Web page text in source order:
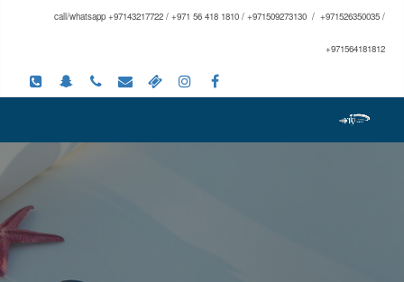
call/whatsapp +97143217722 / +971 56 418 1810 / +971509273130 / +971526350035 /
+971564181812